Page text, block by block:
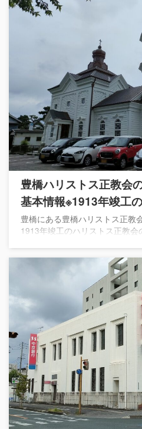
豊橋ハリストス正教会
基本情報※1913年竣工
豊橋にある豊橋ハリストス正教
1913年竣工のハリストス正教会